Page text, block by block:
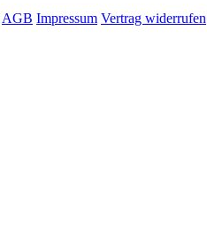
AGB Impressum Vertrag widerrufen